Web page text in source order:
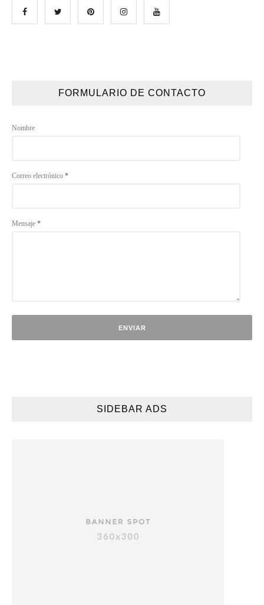
FORMULARIO DE CONTACTO
Nombre
Correo electrónico *
Mensaje *
SIDEBAR ADS